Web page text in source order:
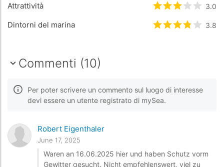
Attrattività Valutato3/53.0
Dintorni del marina Valutato3.8/5
3.8
Commenti (10)
Per poter scrivere un commento sul luogo di interesse
devi essere un utente registrato di mySea.
Robert Eigenthaler
June 17, 2025
Waren an 16.06.2025 hier und haben Schutz vorm
Gewitter gesucht. Nicht empfehlenswert, viel zu